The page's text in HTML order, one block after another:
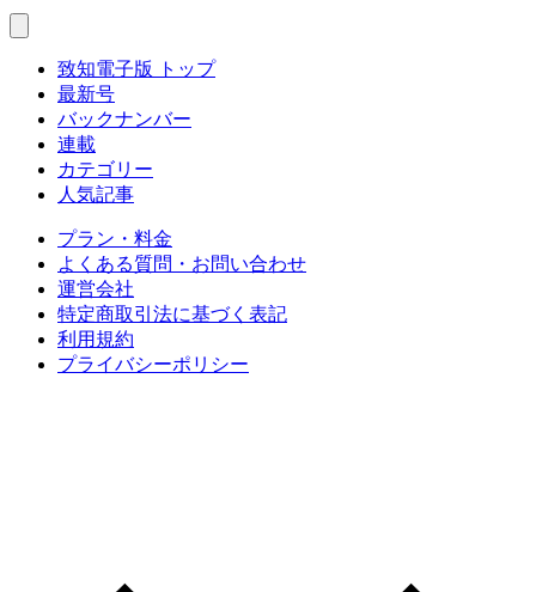
致知電子版 トップ
最新号
バックナンバー
連載
カテゴリー
人気記事
プラン・料金
よくある質問・お問い合わせ
運営会社
特定商取引法に基づく表記
利用規約
プライバシーポリシー